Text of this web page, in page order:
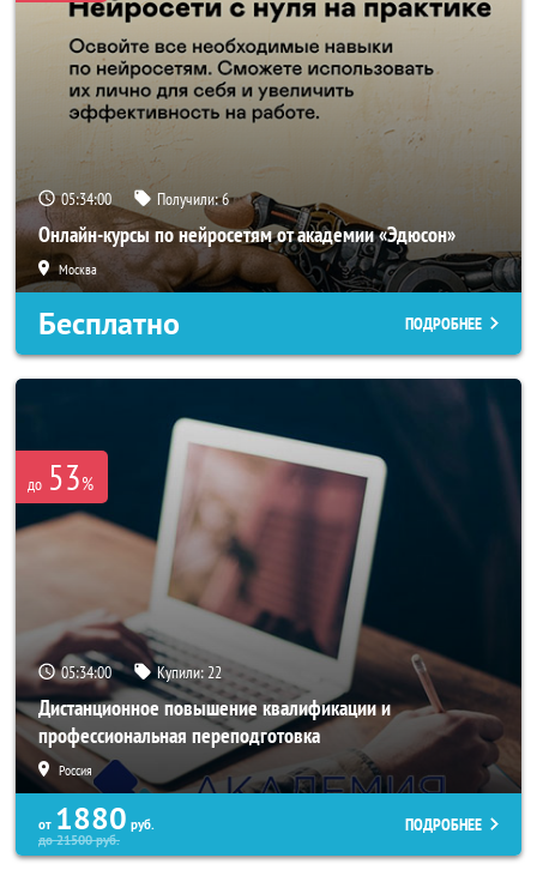
05:34:00 Получили:6
Онлайн-курсы по нейросетям от академии «Эдюсон»
Москва
Бесплатно ПОДРОБНЕЕ
до 53%
05:34:00 Купили:22
Дистанционное повышение квалификации и
профессиональная переподготовка
Россия
от 1880 руб.
до21500руб.
ПОДРОБНЕЕ